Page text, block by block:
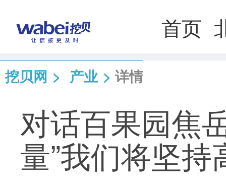
首页
挖贝网 > 产业 > 详情
对话百果园焦
量”我们将坚